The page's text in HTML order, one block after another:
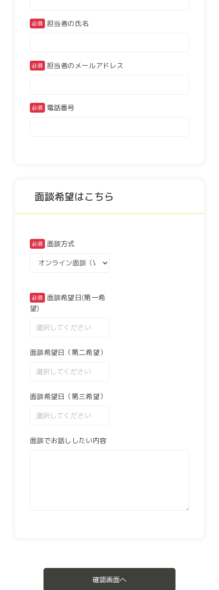
担当者の氏名
担当者のメールアドレス
電話番号
面談希望はこちら
面談方式
面談希望日(第一希
望)
面談希望日（第二希望）
面談希望日（第三希望）
面談でお話ししたい内容
確認画面へ